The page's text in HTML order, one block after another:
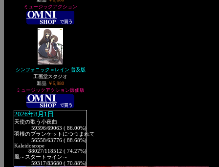
ミュージックアクション
シンフォニック＝レイン 普及版
工画堂スタジオ
新品 ￥5,980
ミュージックアクション廉価版
2026年8月1日
天使の歌う小夜曲
59396/69063 ( 86.00%)
羽根のブランケットにつつまれて
56558/63776 ( 88.68%)
Kaleidoscope
88027/118512 ( 74.27%)
風～スタートライン～
59317/83680 ( 70.88%)